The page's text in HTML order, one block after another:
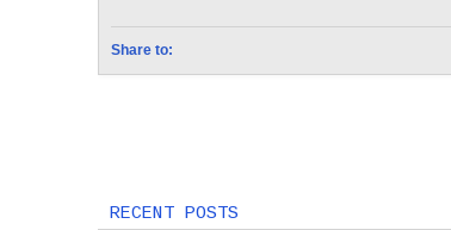
Share to:
RECENT POSTS